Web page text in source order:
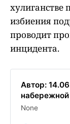
хулиганстве
избиения
проводит
инцидента.
Автор:
набережной
None